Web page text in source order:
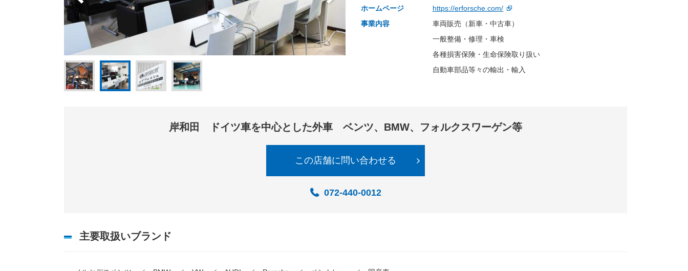
ホームページ
https://erforsche.com/
事業内容
車両販売（新車・中古車）
一般整備・修理・車検
各種損害保険・生命保険取り扱い
自動車部品等々の輸出・輸入
岸和田 ドイツ車を中心とした外車 ベンツ、BMW、フォルクスワーゲン等
この店舗に問い合わせる
072-440-0012
主要取扱いブランド